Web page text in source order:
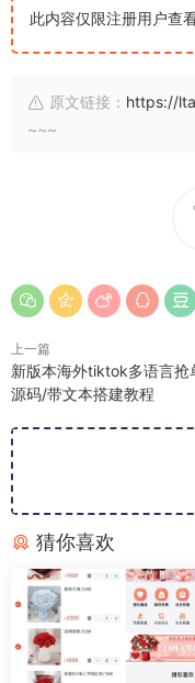
此内容仅限注册用户查
原文链接： https://
~~~
上一篇
新版本海外tiktok多语言抢
源码/带文本搭建教程
猜你喜欢